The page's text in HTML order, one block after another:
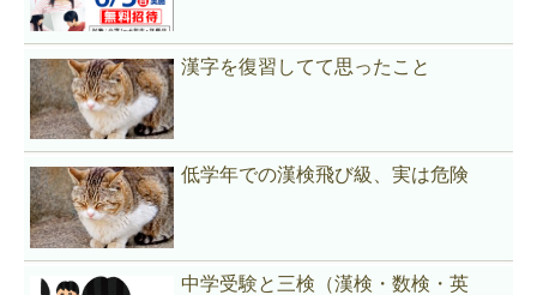
漢字を復習してて思ったこと
低学年での漢検飛び級、実は危険
中学受験と三検（漢検・数検・英